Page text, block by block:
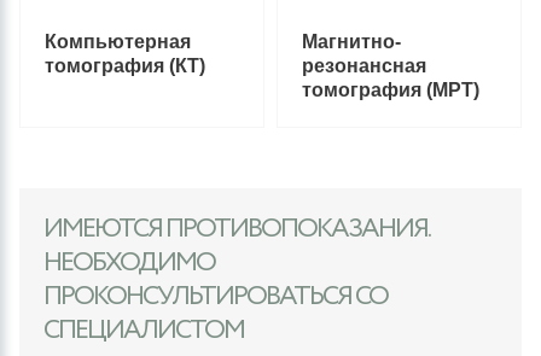
Компьютерная
томография (КТ)
Магнитно-
резонансная
томография (МРТ)
ИМЕЮТСЯ ПРОТИВОПОКАЗАНИЯ.
НЕОБХОДИМО
ПРОКОНСУЛЬТИРОВАТЬСЯ СО
СПЕЦИАЛИСТОМ